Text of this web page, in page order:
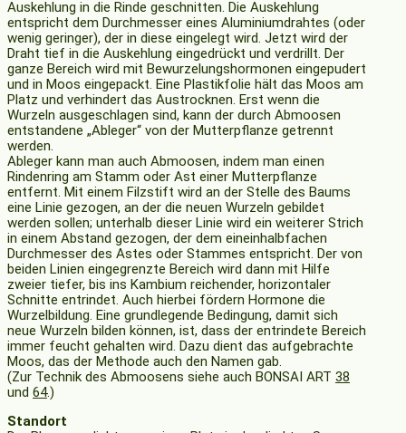
Auskehlung in die Rinde geschnitten. Die Auskehlung
entspricht dem Durchmesser eines Aluminiumdrahtes (oder
wenig geringer), der in diese eingelegt wird. Jetzt wird der
Draht tief in die Auskehlung eingedrückt und verdrillt. Der
ganze Bereich wird mit Bewurzelungshormonen eingepudert
und in Moos eingepackt. Eine Plastikfolie hält das Moos am
Platz und verhindert das Austrocknen. Erst wenn die
Wurzeln ausgeschlagen sind, kann der durch Abmoosen
entstandene „Ableger“ von der Mutterpflanze getrennt
werden.
Ableger kann man auch Abmoosen, indem man einen
Rindenring am Stamm oder Ast einer Mutterpflanze
entfernt. Mit einem Filzstift wird an der Stelle des Baums
eine Linie gezogen, an der die neuen Wurzeln gebildet
werden sollen; unterhalb dieser Linie wird ein weiterer Strich
in einem Abstand gezogen, der dem eineinhalbfachen
Durchmesser des Astes oder Stammes entspricht. Der von
beiden Linien eingegrenzte Bereich wird dann mit Hilfe
zweier tiefer, bis ins Kambium reichender, horizontaler
Schnitte entrindet. Auch hierbei fördern Hormone die
Wurzelbildung. Eine grundlegende Bedingung, damit sich
neue Wurzeln bilden können, ist, dass der entrindete Bereich
immer feucht gehalten wird. Dazu dient das aufgebrachte
Moos, das der Methode auch den Namen gab.
(Zur Technik des Abmoosens siehe auch BONSAI ART 38
und 64.)
Standort